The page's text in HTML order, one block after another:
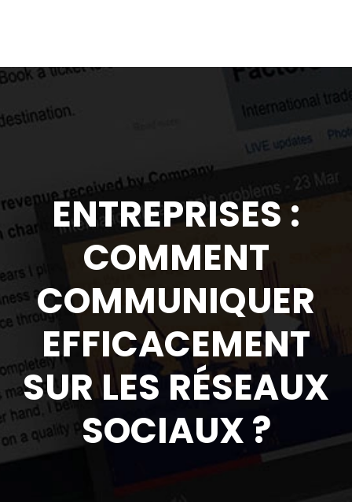
ENTREPRISES :
COMMENT
COMMUNIQUER
EFFICACEMENT
SUR LES RÉSEAUX
SOCIAUX ?